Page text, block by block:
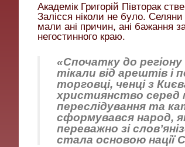
Академік Григорій Півторак
Залісся ніколи не було.
мали ані причин, ані бажання
негостинного краю.
«Спочатку до
тікали від арештів і
торговці, ченці з
християнство серед
переслідування та
сформувався народ,
переважно зі
стала основою нації